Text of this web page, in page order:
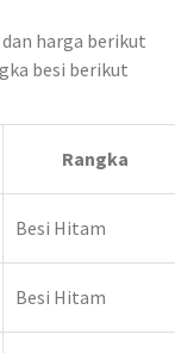
harga berikut
besi berikut
Rangka
Besi Hitam
Besi Hitam